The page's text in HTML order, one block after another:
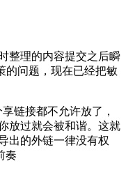
整理的内容提交之后瞬
的问题，现在已经把敏
链接都不允许放了，
放过就会被和谐。这就
出的外链一律没有权
奏